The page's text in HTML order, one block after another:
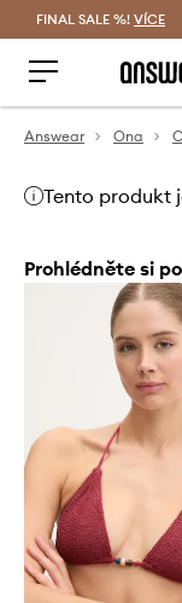
FINAL SALE %! VÍCE
Answear Ona
Tento produkt
Prohlédněte si